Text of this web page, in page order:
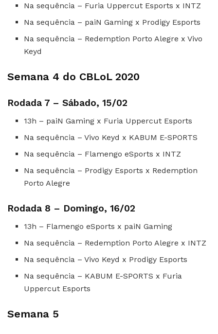
Na sequência – Furia Uppercut Esports x INTZ
Na sequência – paiN Gaming x Prodigy Esports
Na sequência – Redemption Porto Alegre x Vivo
Keyd
Semana 4 do CBLoL 2020
Rodada 7 – Sábado, 15/02
13h – paiN Gaming x Furia Uppercut Esports
Na sequência – Vivo Keyd x KABUM E-SPORTS
Na sequência – Flamengo eSports x INTZ
Na sequência – Prodigy Esports x Redemption
Porto Alegre
Rodada 8 – Domingo, 16/02
13h – Flamengo eSports x paiN Gaming
Na sequência – Redemption Porto Alegre x INTZ
Na sequência – Vivo Keyd x Prodigy Esports
Na sequência – KABUM E-SPORTS x Furia
Uppercut Esports
Semana 5